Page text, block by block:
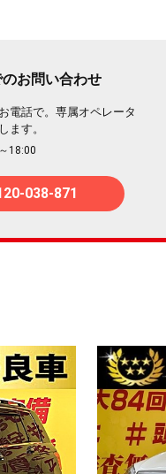
お問い合わせ
電話で。専属オペレータ
ます。
18:00
038-871